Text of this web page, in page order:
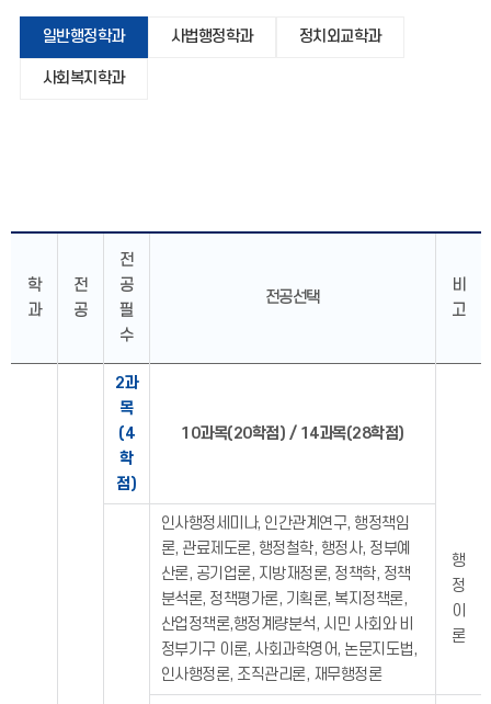
일반행정학과 사법행정학과 정치외교학과
사회복지학과
학
과
전
공
전
공
필
수
전공선택
비
고
2과
목
(4
학
점)
10과목(20학점) / 14과목(28학점)
인사행정세미나, 인간관계연구, 행정책임
론, 관료제도론, 행정철학, 행정사, 정부예
산론, 공기업론, 지방재정론, 정책학, 정책
분석론, 정책평가론, 기획론, 복지정책론,
산업정책론,행정계량분석, 시민 사회와 비
정부기구 이론, 사회과학영어, 논문지도법,
인사행정론, 조직관리론, 재무행정론
행
정
이
론